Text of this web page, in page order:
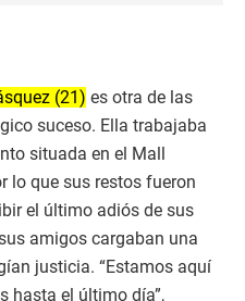
(21) es otra de las
suceso. Ella trabajaba
situada en el Mall
lo que sus restos fueron
el último adiós de sus
amigos cargaban una
justicia. “Estamos aquí
hasta el último día”,